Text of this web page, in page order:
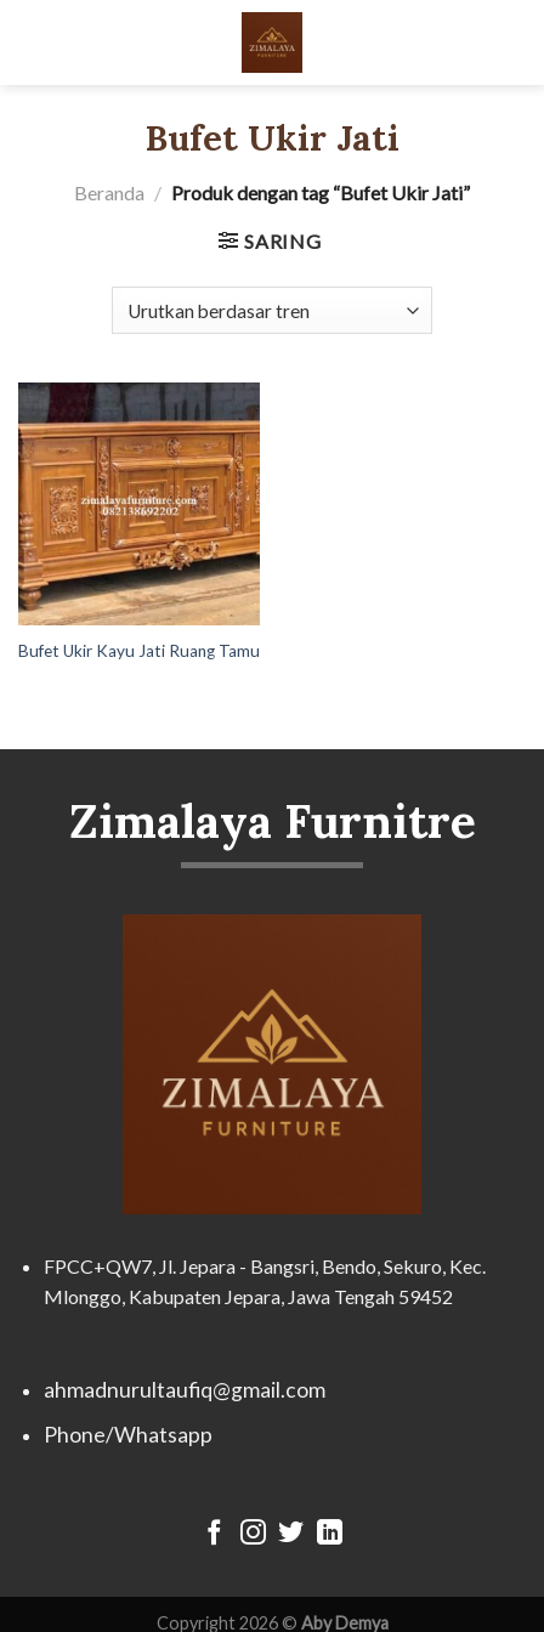
Bufet Ukir Jati
Beranda / Produk dengan tag “Bufet Ukir Jati”
SARING
Bufet Ukir Kayu Jati Ruang Tamu
Zimalaya Furnitre
FPCC+QW7, Jl. Jepara - Bangsri, Bendo, Sekuro, Kec.
Mlonggo, Kabupaten Jepara, Jawa Tengah 59452
ahmadnurultaufiq@gmail.com
Phone/Whatsapp
Copyright 2026 © Aby Demya